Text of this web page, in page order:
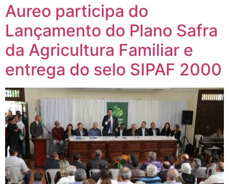
Aureo participa do
Lançamento do Plano Safra
da Agricultura Familiar e
entrega do selo SIPAF 2000